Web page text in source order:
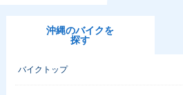
沖縄のバイクを
探す
バイクトップ